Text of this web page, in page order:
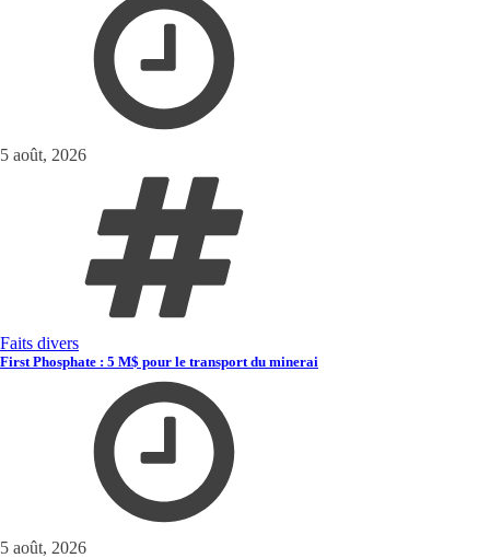
5 août, 2026
Faits divers
First Phosphate : 5 M$ pour le transport du minerai
5 août, 2026